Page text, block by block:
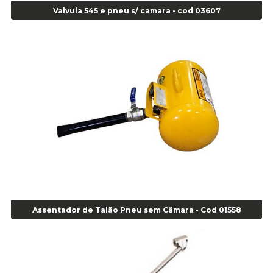
Alicate de Corte Diagonal - cod 02138
Alicate para Abracadeira 3/16" x 1.3/16" 29840 - Gedore - Cod 02174
Alicate para Anéis Externos Bico Reto - Gedore A2 - Cod 00894
Alicate para Anéis Externos com Bico Curvo - Gedore A21 - Cod 00895
Alicate para Anéis Internos Bico Curvo - Gedore J21 - Cod 00893
Alicate para Anéis Tipo Trava Câmbio 8134 Gedore - Cod 02008
Alicate para Balanceamento - Cod 03078
Alicate para trava de cambio 398 11" - Corneta - Cod 03113
Anel Centralizador Fiat 4 pçs - Amarelo - Cod 00517
Anel Centralizador GM 4 pçs - Azul - Cod 00519
Anel Centralizador Honda 4 pçs - Vermelho - Cod 01465
Valvula 545 e pneu s/ camara - cod 03607
Assentador de Talão Pneu sem Câmara - Cod 01558